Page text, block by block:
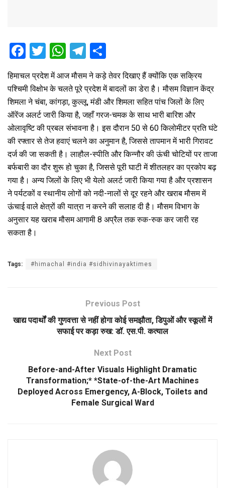
F
ce
b
o
o
k
T
wi
tt
er
W
h
at
s
A
p
p
T
el
e
gr
a
m
h
ar
e
हिमाचल प्रदेश में आज मौसम ने कड़े तेवर दिखाए हैं क्योंकि एक सक्रिय
पश्चिमी विक्षोभ के चलते पूरे प्रदेश में बादलों का डेरा है। मौसम विज्ञान केंद्र
शिमला ने चंबा, कांगड़ा, कुल्लू, मंडी और शिमला सहित पांच जिलों के लिए
ऑरेंज अलर्ट जारी किया है, जहाँ गरज-चमक के साथ भारी बारिश और
ओलावृष्टि की प्रबल संभावना है। इस दौरान 50 से 60 किलोमीटर प्रति घंटे
की रफ्तार से तेज हवाएं चलने का अनुमान है, जिससे तापमान में भारी गिरावट
दर्ज की जा सकती है। लाहौल-स्पीति और किन्नौर की ऊंची चोटियों पर ताजा
बर्फबारी का दौर शुरू हो चुका है, जिससे पूरी घाटी में शीतलहर का प्रकोप बढ़
गया है। अन्य जिलों के लिए भी येलो अलर्ट जारी किया गया है और प्रशासन
ने पर्यटकों व स्थानीय लोगों को नदी-नालों से दूर रहने और खराब मौसम में
ऊंचाई वाले क्षेत्रों की यात्रा न करने की सलाह दी है। मौसम विभाग के
अनुसार यह खराब मौसम आगामी 8 अप्रैल तक रुक-रुक कर जारी रह
सकता है।
Tags: #himachal #india #sidhivinayaktimes
Previous Post
खाद्य पदार्थों की गुणवत्ता से नहीं होगा कोई समझौता, डिपुओं और स्कूलों में
सफाई पर कड़ा रुख: डॉ. एस.पी. कत्याल
Next Post
Before-and-After Visuals Highlight Dramatic
Transformation;* *State-of-the-Art Machines
Deployed Across Emergency, A-Block, Toilets and
Female Surgical Ward